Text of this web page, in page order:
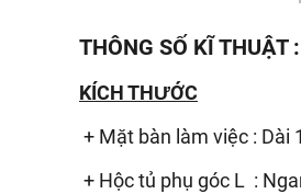
THÔNG SỐ KĨ THUẬT :
KÍCH THƯỚC
+ Mặt bàn làm việc : Dài
+ Hộc tủ phụ góc L :